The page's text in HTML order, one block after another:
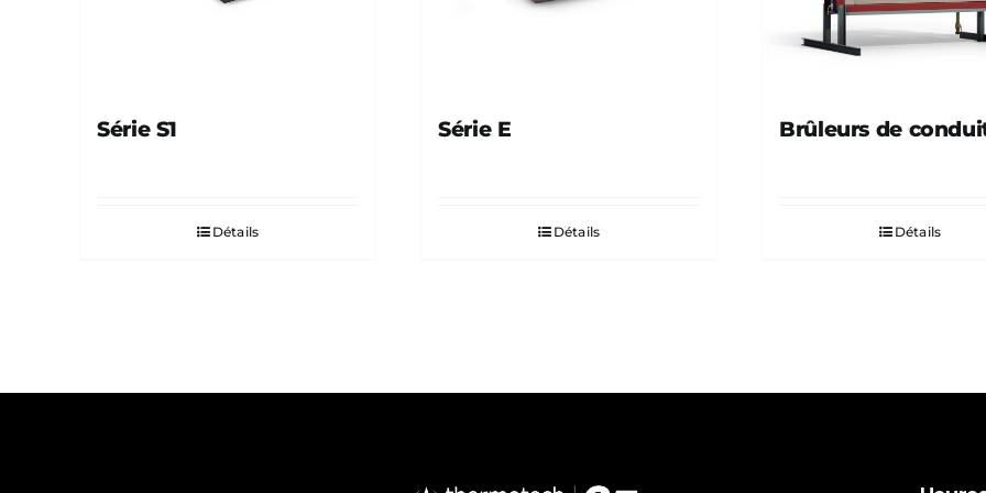
Série S1
Détails
Série E
Détails
Brûleurs de
Détails